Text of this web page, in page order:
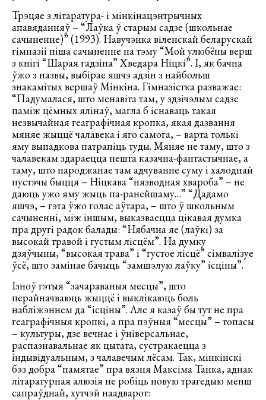
Трэцяе з літаратура- і мінкінацэнтрычных
апавяданняў – “Лаўка ў старым садзе (школьнае
сачыненне)” (1993). Навучэнка віленскай беларускай
гімназіі піша сачыненне на тэму “Мой улюбёны верш
з кнігі “Шарая гадзіна” Хведара Ніцкі”. І, як бачна
ўжо з назвы, выбірае яшчэ адзін з найбольш
знакамітых вершаў Мінкіна. Гімназістка разважае:
“Падумалася, што менавіта там, у здзічэлым садзе
паміж цёмных ялінаў, магла б існаваць такая
незвычайная геаграфічная кропка, якая дазвання
мяняе жыццё чалавека і яго самога, – варта толькі
яму выпадкова патрапіць туды. Мяняе не таму, што з
чалавекам здараецца нешта казачна-фантастычнае, а
таму, што народжанае там адчуванне суму і халоднай
пустэчы быцця – Ніцкава “нязводная хвароба” – не
даюць ужо яму жыць па-ранейшаму…” “Дадамо
яшчэ, – гэта ўжо голас аўтара, – што ў школьным
сачыненні, між іншым, выказваецца цікавая думка
пра другі радок балады: “Нябачна яе (лаўкі) за
высокай травой і густым лісцём”. На думку
дзяўчыны, “высокая трава” і “густое лісцё” сімвалізуе
ўсё, што замінае бачыць “замшэлую лаўку” ісціны”.
Ізноў гэтыя “зачараваныя месцы”, што
перайначваюць жыццё і выклікаюць боль
набліжэннем да “ісціны”. Але я казаў бы тут не пра
геаграфічныя кропкі, а пра пэўныя “месцы” – топасы
– культуры, дзе вечнае і ўніверсальнае,
распазнавальнае як цытата, сустракаецца з
індывідуальным, з чалавечым лёсам. Так, мінкінскі
бэз добра “памятае” пра вязня Максіма Танка, аднак
літаратурная алюзія не робіць новую трагедыю менш
сапраўднай, хутчэй наадварот: